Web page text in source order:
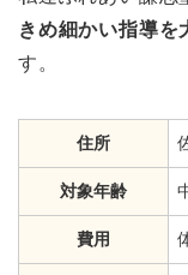
きめ細かい指導を
す。
住所
対象年齢
費用